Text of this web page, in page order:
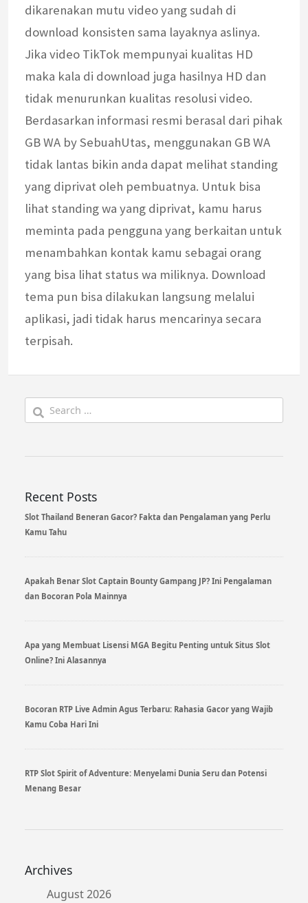
dikarenakan mutu video yang sudah di
download konsisten sama layaknya aslinya.
Jika video TikTok mempunyai kualitas HD
maka kala di download juga hasilnya HD dan
tidak menurunkan kualitas resolusi video.
Berdasarkan informasi resmi berasal dari pihak
GB WA by SebuahUtas, menggunakan GB WA
tidak lantas bikin anda dapat melihat standing
yang diprivat oleh pembuatnya. Untuk bisa
lihat standing wa yang diprivat, kamu harus
meminta pada pengguna yang berkaitan untuk
menambahkan kontak kamu sebagai orang
yang bisa lihat status wa miliknya. Download
tema pun bisa dilakukan langsung melalui
aplikasi, jadi tidak harus mencarinya secara
terpisah.
Search
for:
Recent Posts
Slot Thailand Beneran Gacor? Fakta dan Pengalaman yang Perlu
Kamu Tahu
Apakah Benar Slot Captain Bounty Gampang JP? Ini Pengalaman
dan Bocoran Pola Mainnya
Apa yang Membuat Lisensi MGA Begitu Penting untuk Situs Slot
Online? Ini Alasannya
Bocoran RTP Live Admin Agus Terbaru: Rahasia Gacor yang Wajib
Kamu Coba Hari Ini
RTP Slot Spirit of Adventure: Menyelami Dunia Seru dan Potensi
Menang Besar
Archives
August 2026